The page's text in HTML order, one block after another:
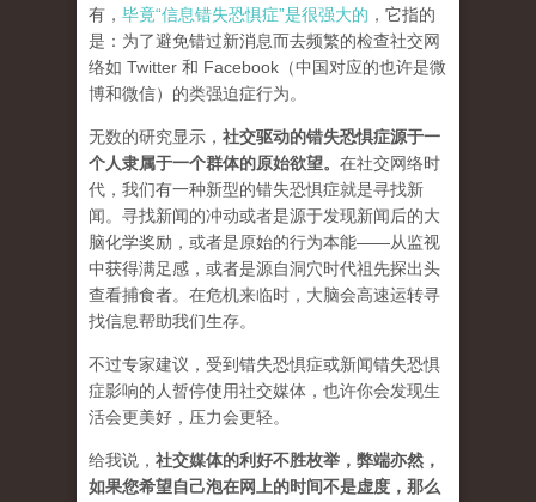
有， 毕竟“信息错失恐惧症”是很强大的 ，它指的
是：为了避免错过新消息而去频繁的检查社交网
络如 Twitter 和 Facebook（中国对应的也许是微
博和微信）的类强迫症行为。
无数的研究显示， 社交驱动的错失恐惧症源于一
个人隶属于一个群体的原始欲望。 在社交网络时
代，我们有一种新型的错失恐惧症就是寻找新
闻。寻找新闻的冲动或者是源于发现新闻后的大
脑化学奖励，或者是原始的行为本能——从监视
中获得满足感，或者是源自洞穴时代祖先探出头
查看捕食者。在危机来临时，大脑会高速运转寻
找信息帮助我们生存。
不过专家建议，受到错失恐惧症或新闻错失恐惧
症影响的人暂停使用社交媒体，也许你会发现生
活会更美好，压力会更轻。
给我说， 社交媒体的利好不胜枚举，弊端亦然，
如果您希望自己泡在网上的时间不是虚度，那么